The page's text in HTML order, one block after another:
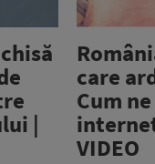
|
care
Cum
VIDEO